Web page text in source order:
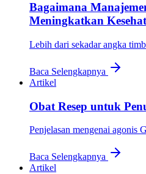
Bagaimana
Meningkatkan
Lebih dari sekadar angka
Baca Selengkapnya
Artikel
Obat Resep untuk
Penjelasan mengenai agonis
Baca Selengkapnya
Artikel